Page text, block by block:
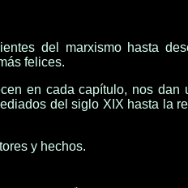
del marxismo hasta
felices.
en cada capítulo, nos dan
del siglo XIX hasta la
y hechos.